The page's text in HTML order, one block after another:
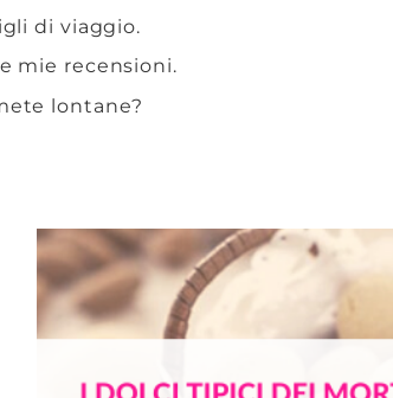
di viaggio.
mie recensioni.
lontane?